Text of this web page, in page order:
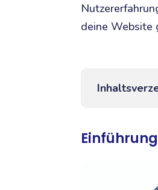
deine Website